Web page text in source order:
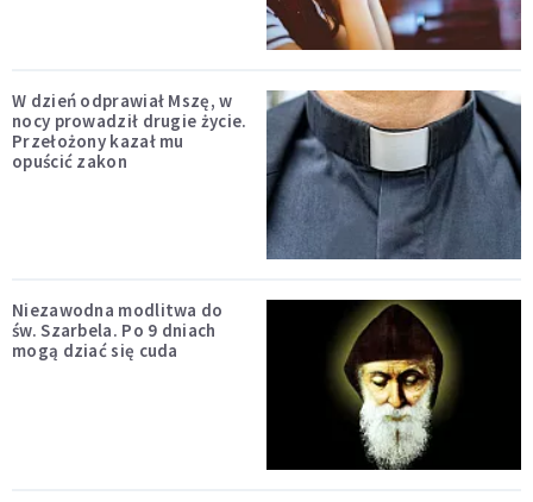
W dzień odprawiał Mszę, w
nocy prowadził drugie życie.
Przełożony kazał mu
opuścić zakon
Niezawodna modlitwa do
św. Szarbela. Po 9 dniach
mogą dziać się cuda